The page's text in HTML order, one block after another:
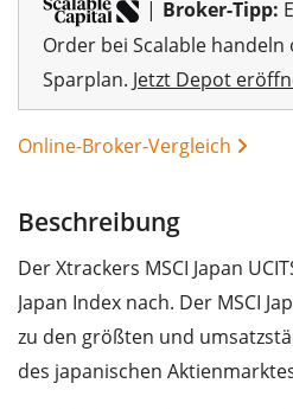
| Broker-Tipp:
Order bei Scalable
Sparplan. Jetzt Depot
Online-Broker-Vergleich
Beschreibung
Der Xtrackers MSCI Japan
Japan Index nach. Der MSCI
zu den größten und
des japanischen